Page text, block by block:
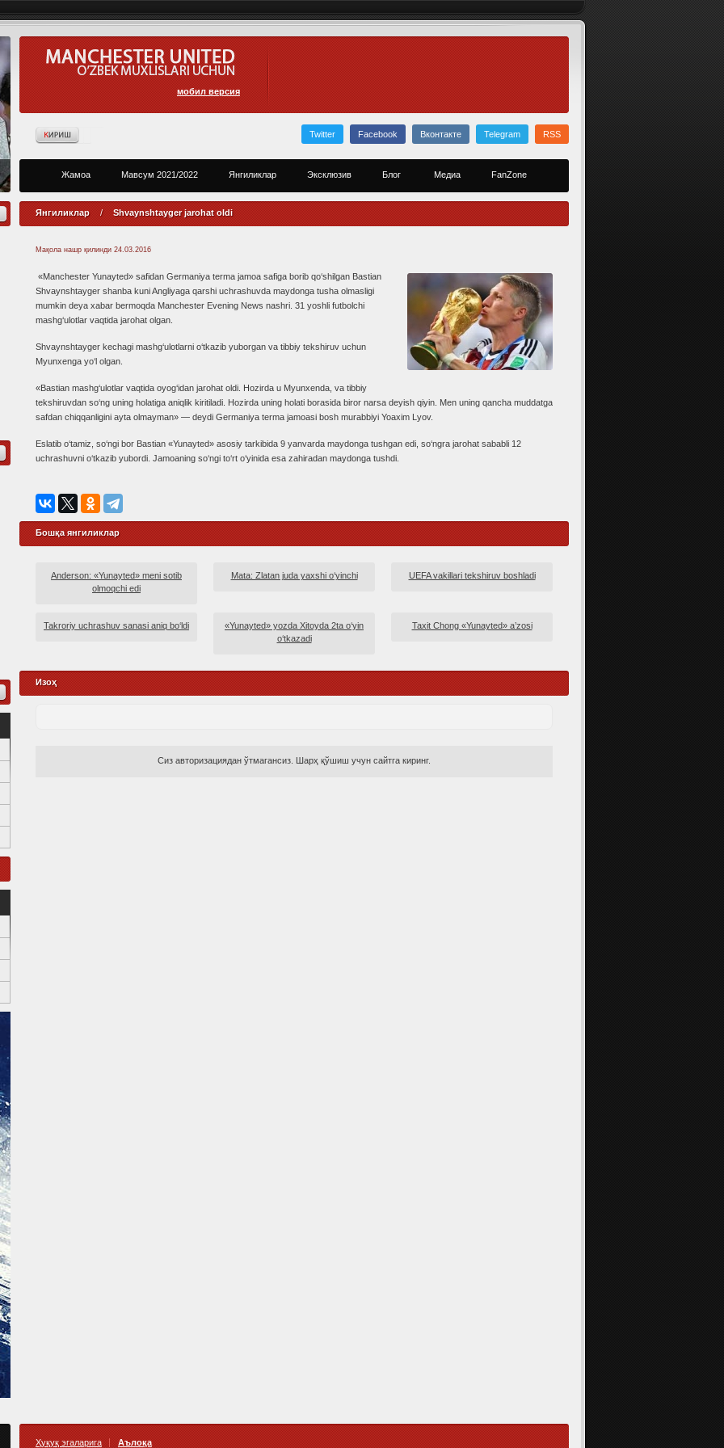
мобил версия
Twitter Facebook Вконтакте Telegram RSS
Жамоа Мавсум 2021/2022 Янгиликлар Эксклюзив Блог Медиа FanZone
Янгиликлар / Shvaynshtayger jarohat oldi
Мақола нашр қилинди 24.03.2016
«Manchester Yunayted» safidan Germaniya terma jamoa safiga borib qo‘shilgan Bastian
Shvaynshtayger shanba kuni Angliyaga qarshi uchrashuvda maydonga tusha olmasligi
mumkin deya xabar bermoqda Manchester Evening News nashri. 31 yoshli futbolchi
mashg‘ulotlar vaqtida jarohat olgan.
Shvaynshtayger kechagi mashg‘ulotlarni o‘tkazib yuborgan va tibbiy tekshiruv uchun
Myunxenga yo‘l olgan.
«Bastian mashg‘ulotlar vaqtida oyog‘idan jarohat oldi. Hozirda u Myunxenda, va tibbiy
tekshiruvdan so‘ng uning holatiga aniqlik kiritiladi. Hozirda uning holati borasida biror narsa deyish qiyin. Men uning qancha muddatga
safdan chiqqanligini ayta olmayman» — deydi Germaniya terma jamoasi bosh murabbiyi Yoaxim Lyov.
Eslatib o‘tamiz, so‘ngi bor Bastian «Yunayted» asosiy tarkibida 9 yanvarda maydonga tushgan edi, so‘ngra jarohat sababli 12
uchrashuvni o‘tkazib yubordi. Jamoaning so‘ngi to‘rt o‘yinida esa zahiradan maydonga tushdi.
Бошқа янгиликлар
Anderson: «Yunayted» meni sotib
olmoqchi edi
Mata: Zlatan juda yaxshi o‘yinchi UEFA vakillari tekshiruv boshladi
Takroriy uchrashuv sanasi aniq bo‘ldi
«Yunayted» yozda Xitoyda 2ta o‘yin
o‘tkazadi
Taxit Chong «Yunayted» a’zosi
Изоҳ
Сиз авторизациядан ўтмагансиз. Шарҳ қўшиш учун сайтга киринг.
Ҳуқуқ эгаларига Аълоқа